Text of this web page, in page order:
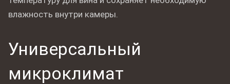
влажность внутри камеры.
Универсальный
микроклимат